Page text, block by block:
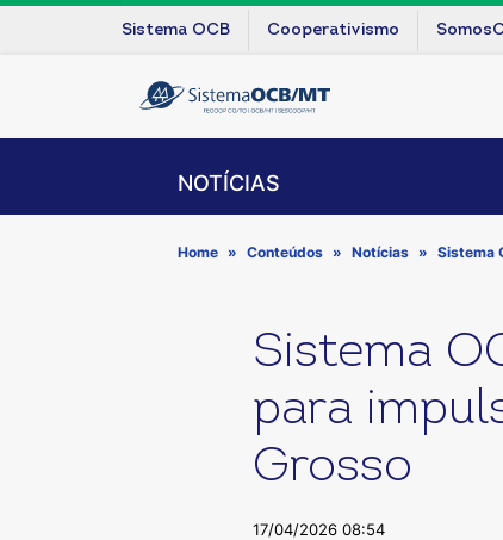
Sistema OCB Cooperativismo
NOTÍCIAS
Home Conteúdos Notícias Sistema
Sistema
para
Grosso
17/04/2026 08:54